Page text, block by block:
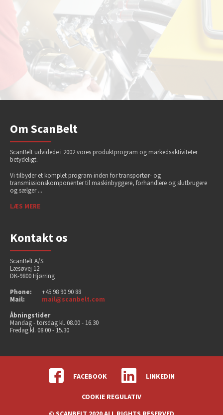
Om ScanBelt
ScanBelt udvidede i 2002 vores produktprogram og markedsaktiviteter
betydeligt.
Vi tilbyder et komplet program inden for transportør- og
transmissionskomponenter til maskinbyggere, forhandlere og slutbrugere
og sælger ...
LÆS MERE
Kontakt os
ScanBelt A/S
Læsøvej 12
DK-9800 Hjørring
Phone:
+45 98 90 90 88
Mail:
mail@scanbelt.com
Åbningstider
Mandag - torsdag kl. 08.00 - 16.30
Fredag kl. 08.00 - 15.30
FACEBOOK LINKEDIN
COOKIE REGULATIV